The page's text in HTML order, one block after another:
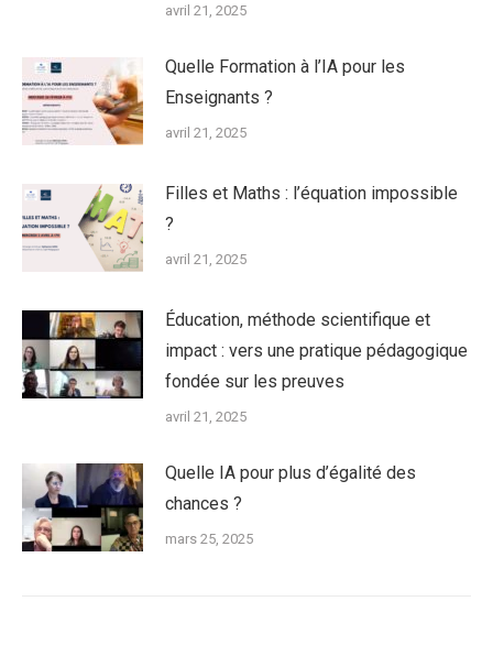
avril 21, 2025
Quelle Formation à l’IA pour les
Enseignants ?
avril 21, 2025
Filles et Maths : l’équation impossible
?
avril 21, 2025
Éducation, méthode scientifique et
impact : vers une pratique pédagogique
fondée sur les preuves
avril 21, 2025
Quelle IA pour plus d’égalité des
chances ?
mars 25, 2025